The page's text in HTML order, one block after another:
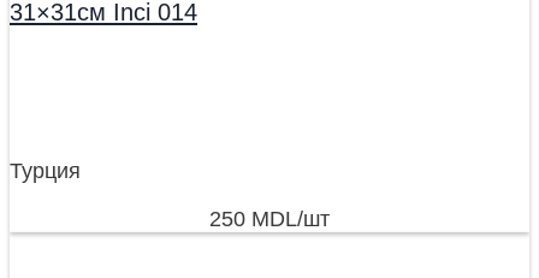
31×31см Inci 014
Турция
250 MDL/шт